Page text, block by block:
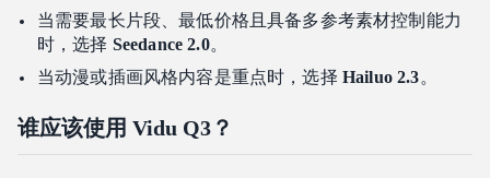
当需要最长片段、最低价格且具备多参考素材控制能力
时，选择 Seedance 2.0。
当动漫或插画风格内容是重点时，选择 Hailuo 2.3。
谁应该使用 Vidu Q3？